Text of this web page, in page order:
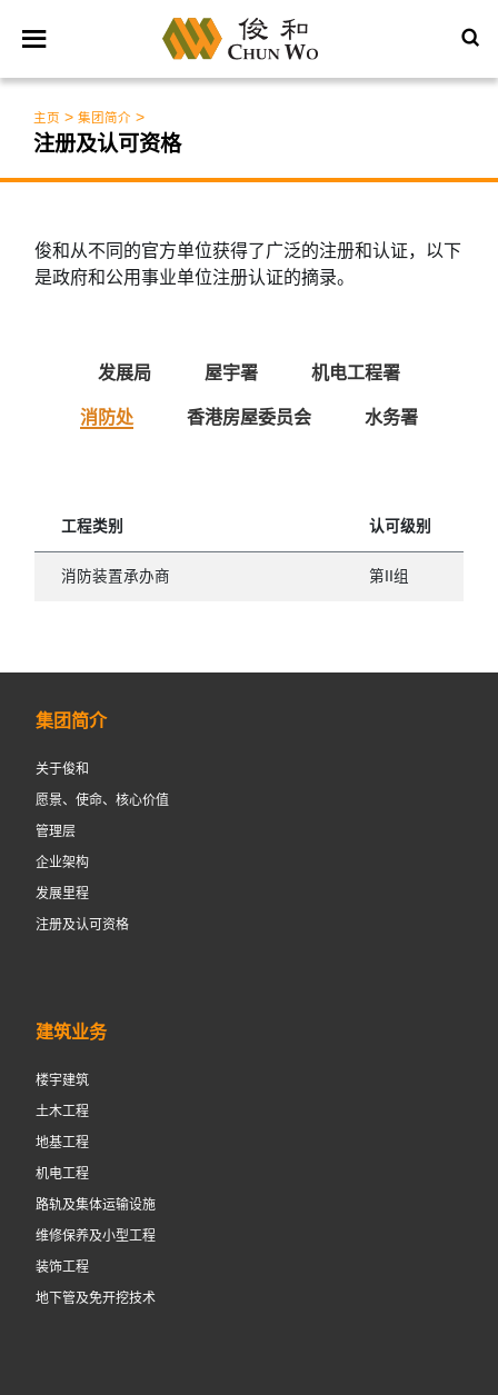
主页 > 集团简介 >
注册及认可资格
俊和从不同的官方单位获得了广泛的注册和认证，以下
是政府和公用事业单位注册认证的摘录。
发展局 屋宇署 机电工程署
消防处 香港房屋委员会 水务署
工程类别 认可级别
消防装置承办商 第II组
集团简介
关于俊和
愿景、使命、核心价值
管理层
企业架构
发展里程
注册及认可资格
建筑业务
楼宇建筑
土木工程
地基工程
机电工程
路轨及集体运输设施
维修保养及小型工程
装饰工程
地下管及免开挖技术